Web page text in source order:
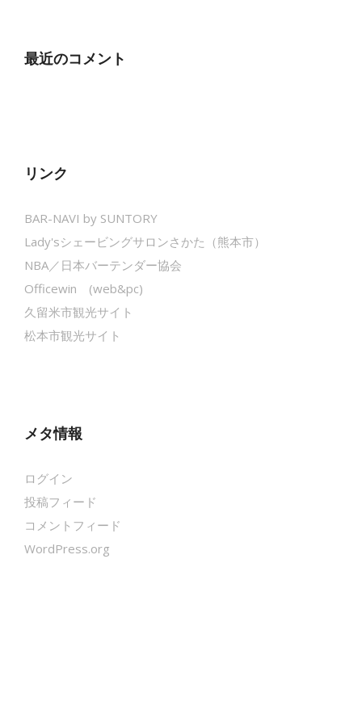
最近のコメント
リンク
BAR-NAVI by SUNTORY
Lady'sシェービングサロンさかた（熊本市）
NBA／日本バーテンダー協会
Officewin (web&pc)
久留米市観光サイト
松本市観光サイト
メタ情報
ログイン
投稿フィード
コメントフィード
WordPress.org